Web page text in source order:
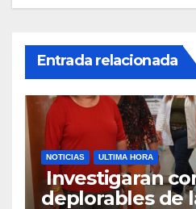
Entrada relacionada
NOTICIAS ULTIMA HORA
Investigaran
deplorables de